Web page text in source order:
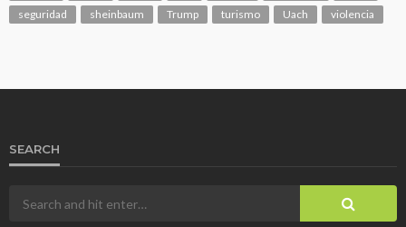
seguridad
sheinbaum Trump turismo Uach violencia
SEARCH